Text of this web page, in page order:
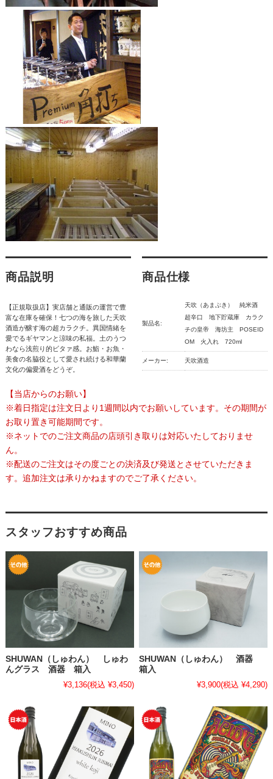
商品説明
【正規取扱店】実店舗と通販の運営で豊
富な在庫を確保！七つの海を旅した天吹
酒造が醸す海の超カラクチ。異国情緒を
愛でるギヤマンと涼味の私福。土のうつ
わなら浅煎り的ビタァ感。お鮨・お魚・
美食の名脇役として愛され続ける和華蘭
文化の偏愛酒をどうぞ。
商品仕様
製品名:
天吹（あまぶき） 純米酒
超辛口 地下貯蔵庫 カラク
チの皇帝 海坊主 POSEID
OM 火入れ 720ml
メーカー: 天吹酒造
【当店からのお願い】
※着日指定は注文日より1週間以内でお願いしています。その期間が
お取り置き可能期間です。
※ネットでのご注文商品の店頭引き取りは対応いたしておりませ
ん。
※配送のご注文はその度ごとの決済及び発送とさせていただきま
す。追加注文は承りかねますのでご了承ください。
スタッフおすすめ商品
SHUWAN（しゅわん） しゅわ
んグラス 酒器 箱入
¥3,136(税込 ¥3,450)
SHUWAN（しゅわん） 酒器
箱入
¥3,900(税込 ¥4,290)